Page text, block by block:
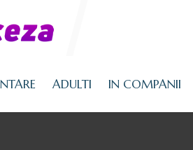
ADULTI IN COMPANII